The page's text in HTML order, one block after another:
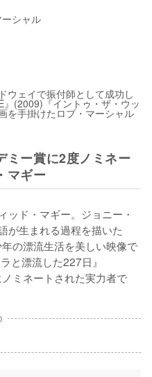
ウェイで振付師として成功し
(2009)『イントゥ・ザ・ウッ
を手掛けたロブ・マーシャル
ミー賞に2度ノミネー
マギー
ッド・マギー。ジョニー・
が生まれる過程を描いた
の漂流生活を美しい映像で
と漂流した227日』
ミネートされた実力者で